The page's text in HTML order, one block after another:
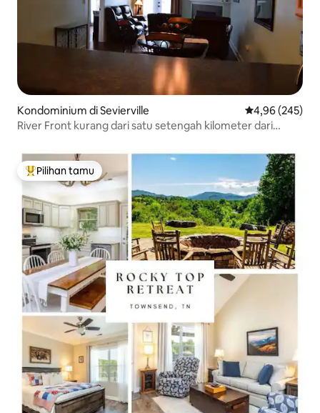
Kondominium di Sevierville Nilai rata-rata
4,96 (245)
River Front kurang dari satu setengah kilometer dari
Pilihan tamu terpopuler
Pilihan tamu